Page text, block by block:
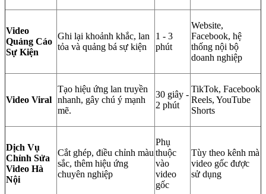
Video
Quảng Cáo
Sự Kiện
Ghi lại khoảnh khắc, lan
tỏa và quảng bá sự kiện
1 - 3
phút
Website,
Facebook, hệ
thống nội bộ
doanh nghiệp
Video Viral
Tạo hiệu ứng lan truyền
nhanh, gây chú ý mạnh
mẽ.
30 giây -
2 phút
TikTok, Facebook
Reels, YouTube
Shorts
Dịch Vụ
Chỉnh Sửa
Video Hà
Nội
Cắt ghép, điều chỉnh màu
sắc, thêm hiệu ứng
chuyên nghiệp
Phụ
thuộc
vào
video
gốc
Tùy theo kênh mà
video gốc được
sử dụng